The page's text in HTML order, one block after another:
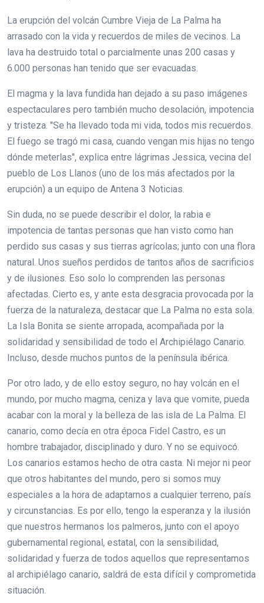
La erupción del volcán Cumbre Vieja de La Palma ha
arrasado con la vida y recuerdos de miles de vecinos. La
lava ha destruido total o parcialmente unas 200 casas y
6.000 personas han tenido que ser evacuadas.
El magma y la lava fundida han dejado a su paso imágenes
espectaculares pero también mucho desolación, impotencia
y tristeza. "Se ha llevado toda mi vida, todos mis recuerdos.
El fuego se tragó mi casa, cuando vengan mis hijas no tengo
dónde meterlas", explica entre lágrimas Jessica, vecina del
pueblo de Los Llanos (uno de los más afectados por la
erupción) a un equipo de Antena 3 Noticias.
Sin duda, no se puede describir el dolor, la rabia e
impotencia de tantas personas que han visto como han
perdido sus casas y sus tierras agrícolas; junto con una flora
natural. Unos sueños perdidos de tantos años de sacrificios
y de ilusiones. Eso solo lo comprenden las personas
afectadas. Cierto es, y ante esta desgracia provocada por la
fuerza de la naturaleza, destacar que La Palma no esta sola.
La Isla Bonita se siente arropada, acompañada por la
solidaridad y sensibilidad de todo el Archipiélago Canario.
Incluso, desde muchos puntos de la península ibérica.
Por otro lado, y de ello estoy seguro, no hay volcán en el
mundo, por mucho magma, ceniza y lava que vomite, pueda
acabar con la moral y la belleza de las isla de La Palma. El
canario, como decía en otra época Fidel Castro, es un
hombre trabajador, disciplinado y duro. Y no se equivocó.
Los canarios estamos hecho de otra casta. Ni mejor ni peor
que otros habitantes del mundo, pero si somos muy
especiales a la hora de adaptarnos a cualquier terreno, país
y circunstancias. Es por ello, tengo la esperanza y la ilusión
que nuestros hermanos los palmeros, junto con el apoyo
gubernamental regional, estatal, con la sensibilidad,
solidaridad y fuerza de todos aquellos que representamos
al archipiélago canario, saldrá de esta difícil y comprometida
situación.